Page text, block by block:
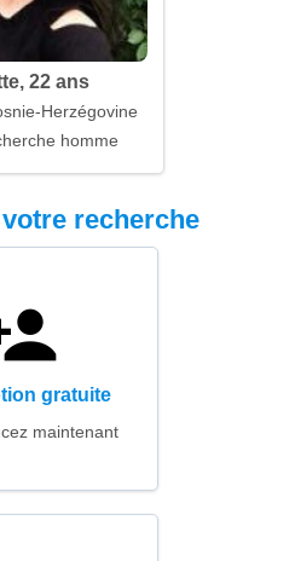
22 ans
Herzégovine
homme
recherche
gratuite
maintenant